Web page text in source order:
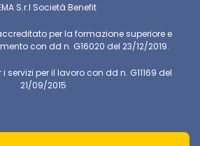
S.r.l Società Benefit
per la formazione superiore e
con dd n. G16020 del 23/12/2019.
servizi per il lavoro con dd n. G11169 del
21/09/2015